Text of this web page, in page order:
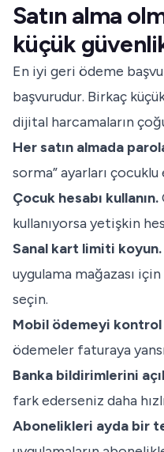
Satın alma
küçük güvenlik
En iyi geri ödeme
başvurudur. Birkaç
dijital harcamaların
Her satın almada
sorma” ayarları
Çocuk hesabı kullanın.
kullanıyorsa yetişkin
Sanal kart limiti koyun.
uygulama mağazası
seçin.
Mobil ödemeyi kontrol
ödemeler faturaya
Banka bildirimlerini
fark ederseniz daha
Abonelikleri ayda bir